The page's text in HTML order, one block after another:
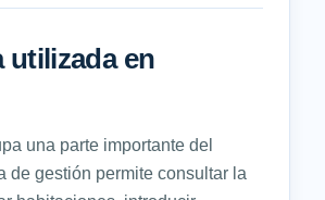
utilizada en
una parte importante del
de gestión permite consultar la